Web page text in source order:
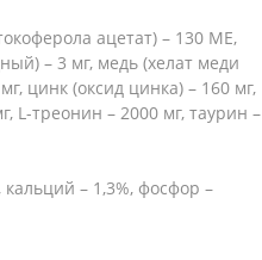
ацетат) – 130 МЕ,
– 3 мг, медь (хелат меди
цинк (оксид цинка) – 160 мг,
L-треонин – 2000 мг, таурин –
– 1,3%, фосфор –